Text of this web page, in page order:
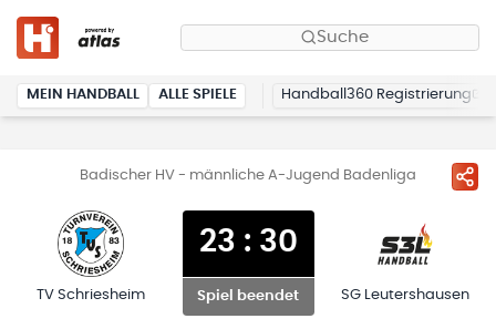
Suche
MEIN HANDBALL ALLE SPIELE Handball360 Registrierung
Badischer HV - männliche A-Jugend Badenliga
TV Schriesheim
23 : 30
Spiel beendet SG Leutershausen